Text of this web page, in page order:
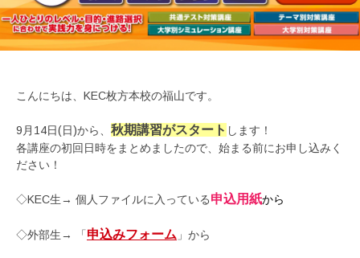
こんにちは、KEC枚方本校の福山です。
9月14日(日)から、 秋期講習がスタート します！
各講座の初回日時をまとめましたので、始まる前にお申し込みく
ださい！
◇KEC生→ 個人ファイルに入っている申込用紙から
◇外部生→ 「申込みフォーム 」から